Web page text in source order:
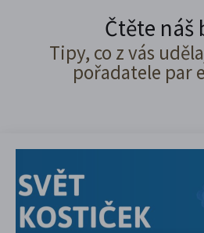
Čtěte náš
Tipy, co z vás
pořadatele par